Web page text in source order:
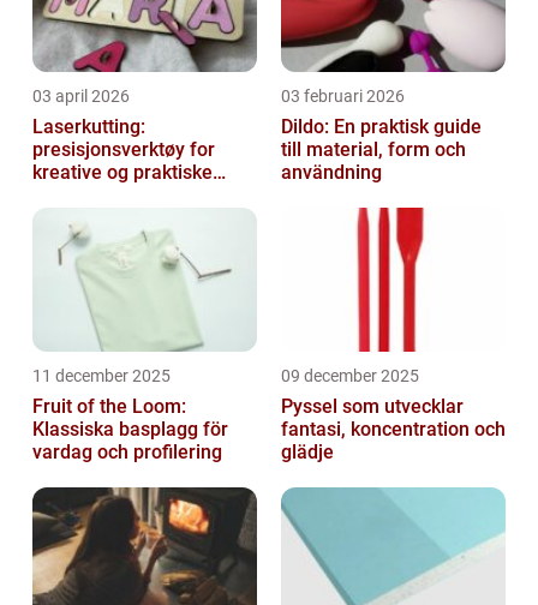
03 april 2026
Laserkutting:
presisjonsverktøy for
kreative og praktiske
03 februari 2026
Dildo: En praktisk guide
till material, form och
användning
11 december 2025
Fruit of the Loom:
Klassiska basplagg för
vardag och profilering
09 december 2025
Pyssel som utvecklar
fantasi, koncentration och
glädje